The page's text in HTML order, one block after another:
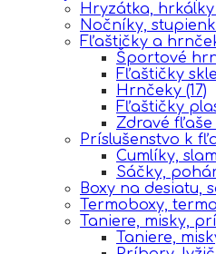
Hryzátka, hrkálky
Nočníky,
Fľaštičky a
Športové
Fľaštičky
Hrnčeky (17)
Fľaštičky
Zdravé
Príslušenstvo k
Cumlíky,
Sáčky,
Boxy na desiatu,
Termoboxy,
Taniere, misky,
Taniere,